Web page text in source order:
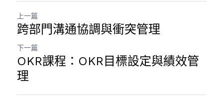
上一篇
跨部門溝通協調與衝突管理
下一篇
OKR課程：OKR目標設定與績效管
理